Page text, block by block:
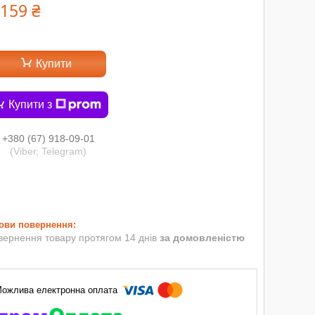
₴
Купити
Купити з
+380 (67) 918-09-01
(Viber, Telegram)
товару протягом 14 днів за домовленістю